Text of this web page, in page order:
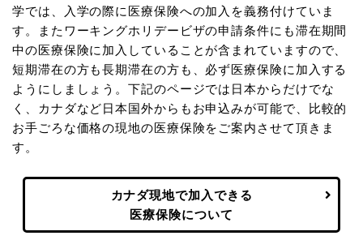
学では、入学の際に医療保険への加入を義務付けていま
す。またワーキングホリデービザの申請条件にも滞在期間
中の医療保険に加入していることが含まれていますので、
短期滞在の方も長期滞在の方も、必ず医療保険に加入する
ようにしましょう。下記のページでは日本からだけでな
く、カナダなど日本国外からもお申込みが可能で、比較的
お手ごろな価格の現地の医療保険をご案内させて頂きま
す。
カナダ現地で加入できる
医療保険について